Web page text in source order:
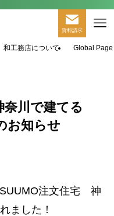
資料請求
和工務店について Global
奈川で建てる
お知らせ
注文住宅 神
ました！